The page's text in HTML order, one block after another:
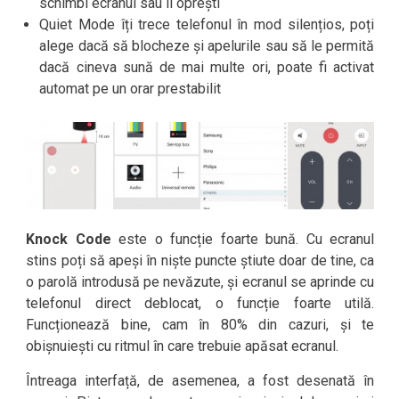
Quiet Mode îți trece telefonul în mod silențios, poți
alege dacă să blocheze și apelurile sau să le permită
dacă cineva sună de mai multe ori, poate fi activat
automat pe un orar prestabilit
Knock Code este o funcție foarte bună. Cu ecranul
stins poți să apeși în niște puncte știute doar de tine, ca
o parolă introdusă pe nevăzute, și ecranul se aprinde cu
telefonul direct deblocat, o funcție foarte utilă.
Funcționează bine, cam în 80% din cazuri, și te
obișnuiești cu ritmul în care trebuie apăsat ecranul.
Întreaga interfață, de asemenea, a fost desenată în